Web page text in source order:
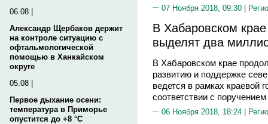
06.08 |
Александр Щербаков держит
на контроле ситуацию с
офтальмологической
помощью в Ханкайском
округе
05.08 |
Первое дыхание осени:
температура в Приморье
опустится до +8 °C
07 Ноября 2018, 09:30 |
В Хабаровском
выделят два
В Хабаровском крае
развитию и поддержке
ведется в рамках краевой
соответствии с
06 Ноября 2018, 18:24 |